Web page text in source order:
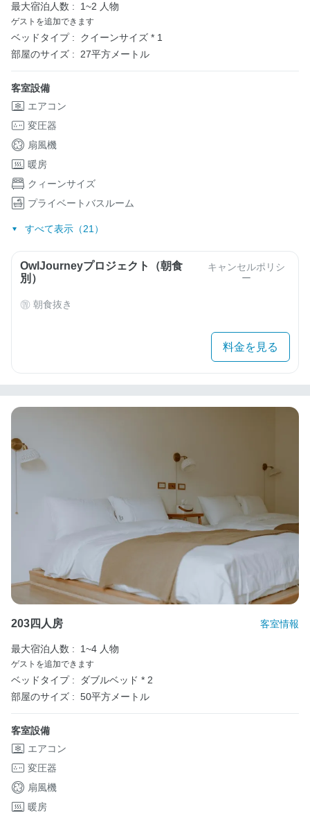
最大宿泊人数 : 1~2 人物
ゲストを追加できます
ベッドタイプ :
クイーンサイズ * 1
部屋のサイズ : 27平方メートル
客室設備
エアコン
変圧器
扇風機
暖房
クィーンサイズ
プライベートバスルーム
すべて表示（21）
OwlJourneyプロジェクト（朝食
別）
キャンセルポリシ
ー
朝食抜き
料金を見る
203四人房 客室情報
最大宿泊人数 : 1~4 人物
ゲストを追加できます
ベッドタイプ :
ダブルベッド * 2
部屋のサイズ : 50平方メートル
客室設備
エアコン
変圧器
扇風機
暖房